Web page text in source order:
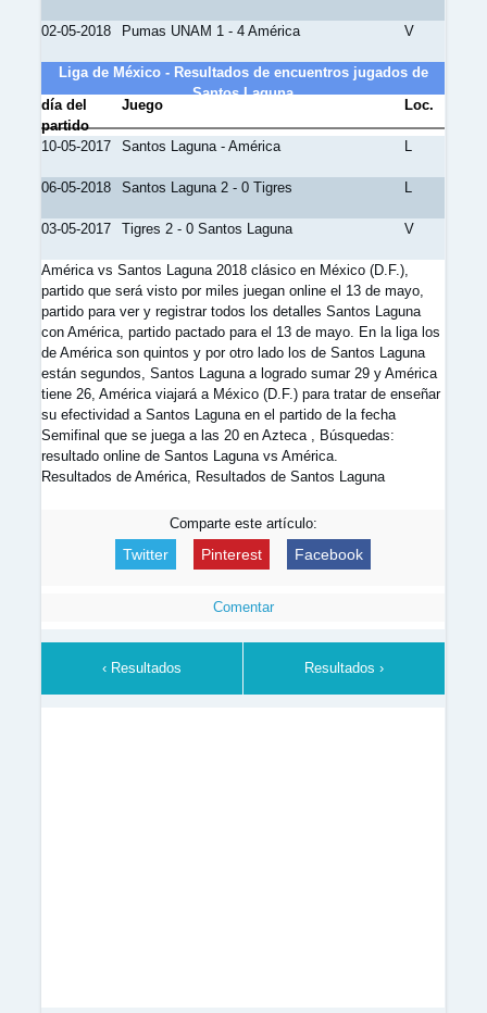
02-05-2018 Pumas UNAM 1 - 4 América V
Liga de México - Resultados de encuentros jugados de
Santos Laguna
día del
partido
Juego Loc.
10-05-2017 Santos Laguna - América L
06-05-2018 Santos Laguna 2 - 0 Tigres L
03-05-2017 Tigres 2 - 0 Santos Laguna V
América vs Santos Laguna 2018 clásico en México (D.F.),
partido que será visto por miles juegan online el 13 de mayo,
partido para ver y registrar todos los detalles Santos Laguna
con América, partido pactado para el 13 de mayo. En la liga los
de América son quintos y por otro lado los de Santos Laguna
están segundos, Santos Laguna a logrado sumar 29 y América
tiene 26, América viajará a México (D.F.) para tratar de enseñar
su efectividad a Santos Laguna en el partido de la fecha
Semifinal que se juega a las 20 en Azteca , Búsquedas:
resultado online de Santos Laguna vs América.
Resultados de América, Resultados de Santos Laguna
Comparte este artículo:
Twitter Pinterest Facebook
Comentar
‹ Resultados Resultados ›